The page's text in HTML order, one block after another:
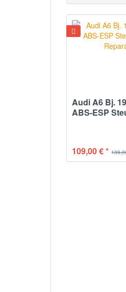
Audi A6 Bj.
ABS-ESP
109,00 € *